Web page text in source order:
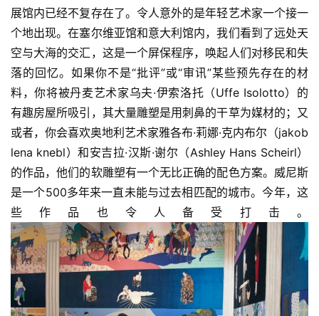
展馆内已经不复存在了。令人意外的是年轻艺术家一个接一
个地出现。在塞尔维亚馆和意大利馆内，我们看到了远处天
空与大海的交汇，这是一个屏保程序，唤起人们对移民和失
落的回忆。如果你不是“批评”或“审讯”某些预先存在的材
料，你将被丹麦艺术家乌夫·伊索洛托（Uffe Isolotto）的
有趣房屋所吸引，其大量雕塑是用刺鼻的干草为媒材的；又
或者，你会喜欢奥地利艺术家雅各布·莉娜·克内布尔（jakob
lena knebl）和安吉拉·汉斯·谢尔（Ashley Hans Scheirl）
的作品，他们的软雕塑有一个无比正确的配色方案。威尼斯
是一个500多年来一直未能与过去相匹配的城市。今年，这
些作品也令人备受打击。